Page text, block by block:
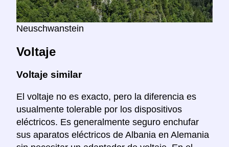
Neuschwanstein
Voltaje
Voltaje similar
El voltaje no es exacto, pero la diferencia es
usualmente tolerable por los dispositivos
eléctricos. Es generalmente seguro enchufar
sus aparatos eléctricos de Albania en Alemania